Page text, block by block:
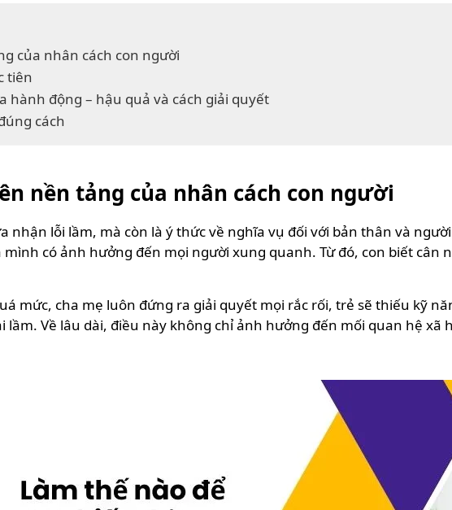
của nhân cách con người
tiên
hành động – hậu quả và cách giải quyết
cách
nền tảng của nhân cách con người
nhận lỗi lầm, mà còn là ý thức về nghĩa vụ đối với bản thân và
có ảnh hưởng đến mọi người xung quanh. Từ đó, con biết cân
mức, cha mẹ luôn đứng ra giải quyết mọi rắc rối, trẻ sẽ thiếu kỹ
lầm. Về lâu dài, điều này không chỉ ảnh hưởng đến mối quan hệ